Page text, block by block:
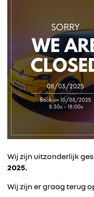
Wij zijn uitzonderlijk
2025.
Wij zijn er graag terug